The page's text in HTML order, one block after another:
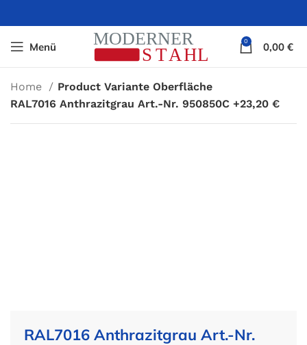
Menü 0 0,00 €
Home
Product Variante Oberfläche
RAL7016 Anthrazitgrau Art.-Nr. 950850C +23,20 €
RAL7016 Anthrazitgrau Art.-Nr.